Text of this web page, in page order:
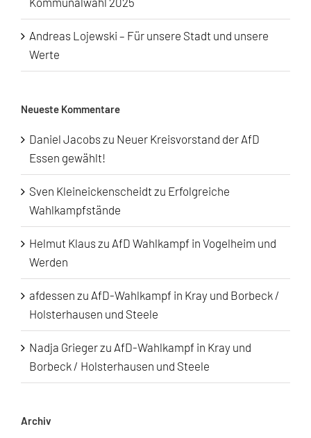
Andreas Lojewski – Für unsere Stadt und unsere
Werte
Neueste Kommentare
Daniel Jacobszu Neuer Kreisvorstand der AfD
Essen gewählt!
Sven Kleineickenscheidt zu Erfolgreiche
Wahlkampfstände
Helmut Klauszu AfD Wahlkampf in Vogelheim und
Werden
afdessen zu AfD-Wahlkampf in Kray und Borbeck /
Holsterhausen und Steele
Nadja Griegerzu AfD-Wahlkampf in Kray und
Borbeck / Holsterhausen und Steele
Archiv